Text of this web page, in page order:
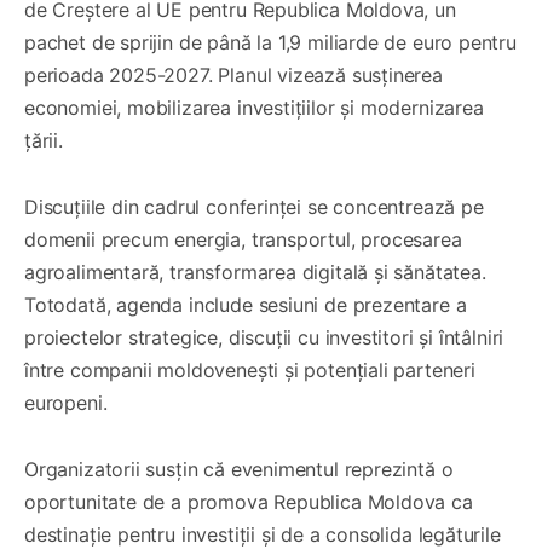
de Creștere al UE pentru Republica Moldova, un
pachet de sprijin de până la 1,9 miliarde de euro pentru
perioada 2025-2027. Planul vizează susținerea
economiei, mobilizarea investițiilor și modernizarea
țării.
Discuțiile din cadrul conferinței se concentrează pe
domenii precum energia, transportul, procesarea
agroalimentară, transformarea digitală și sănătatea.
Totodată, agenda include sesiuni de prezentare a
proiectelor strategice, discuții cu investitori și întâlniri
între companii moldovenești și potențiali parteneri
europeni.
Organizatorii susțin că evenimentul reprezintă o
oportunitate de a promova Republica Moldova ca
destinație pentru investiții și de a consolida legăturile